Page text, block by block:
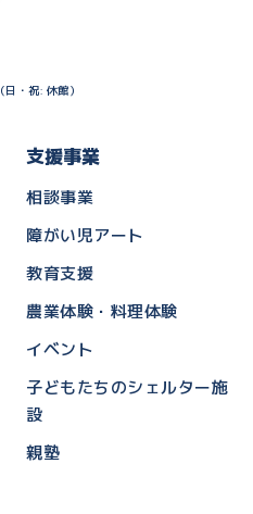
（日・祝: 休館）
支援事業
相談事業
障がい児アート
教育支援
農業体験・料理体験
イベント
子どもたちのシェルター施
設
親塾